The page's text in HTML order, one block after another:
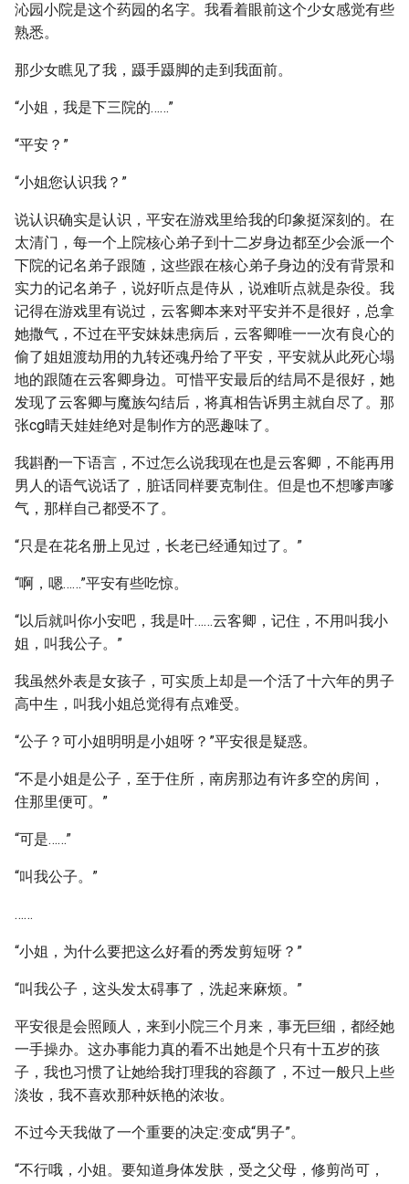
沁园小院是这个药园的名字。我看着眼前这个少女感觉有些
熟悉。
那少女瞧见了我，蹑手蹑脚的走到我面前。
“小姐，我是下三院的……”
“平安？”
“小姐您认识我？”
说认识确实是认识，平安在游戏里给我的印象挺深刻的。在
太清门，每一个上院核心弟子到十二岁身边都至少会派一个
下院的记名弟子跟随，这些跟在核心弟子身边的没有背景和
实力的记名弟子，说好听点是侍从，说难听点就是杂役。我
记得在游戏里有说过，云客卿本来对平安并不是很好，总拿
她撒气，不过在平安妹妹患病后，云客卿唯一一次有良心的
偷了姐姐渡劫用的九转还魂丹给了平安，平安就从此死心塌
地的跟随在云客卿身边。可惜平安最后的结局不是很好，她
发现了云客卿与魔族勾结后，将真相告诉男主就自尽了。那
张cg晴天娃娃绝对是制作方的恶趣味了。
我斟酌一下语言，不过怎么说我现在也是云客卿，不能再用
男人的语气说话了，脏话同样要克制住。但是也不想嗲声嗲
气，那样自己都受不了。
“只是在花名册上见过，长老已经通知过了。”
“啊，嗯……”平安有些吃惊。
“以后就叫你小安吧，我是叶……云客卿，记住，不用叫我小
姐，叫我公子。”
我虽然外表是女孩子，可实质上却是一个活了十六年的男子
高中生，叫我小姐总觉得有点难受。
“公子？可小姐明明是小姐呀？”平安很是疑惑。
“不是小姐是公子，至于住所，南房那边有许多空的房间，
住那里便可。”
“可是……”
“叫我公子。”
……
“小姐，为什么要把这么好看的秀发剪短呀？”
“叫我公子，这头发太碍事了，洗起来麻烦。”
平安很是会照顾人，来到小院三个月来，事无巨细，都经她
一手操办。这办事能力真的看不出她是个只有十五岁的孩
子，我也习惯了让她给我打理我的容颜了，不过一般只上些
淡妆，我不喜欢那种妖艳的浓妆。
不过今天我做了一个重要的决定:变成“男子”。
“不行哦，小姐。要知道身体发肤，受之父母，修剪尚可，